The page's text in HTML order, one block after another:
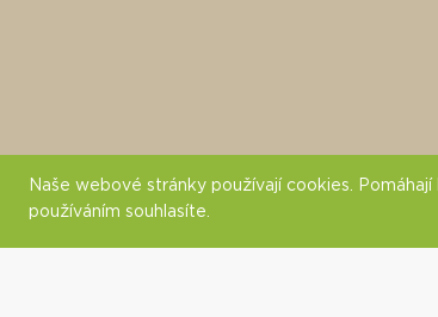
Naše webové stránky používají cookies.
používáním souhlasíte.